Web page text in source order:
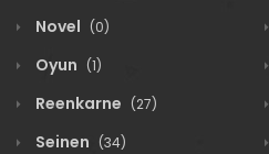
Novel (0)
Oyun (1)
Reenkarne (27)
Seinen (34)